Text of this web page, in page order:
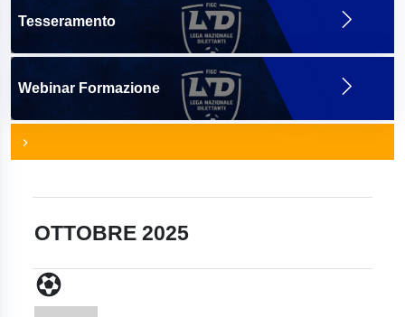
Tesseramento
Webinar Formazione
OTTOBRE 2025